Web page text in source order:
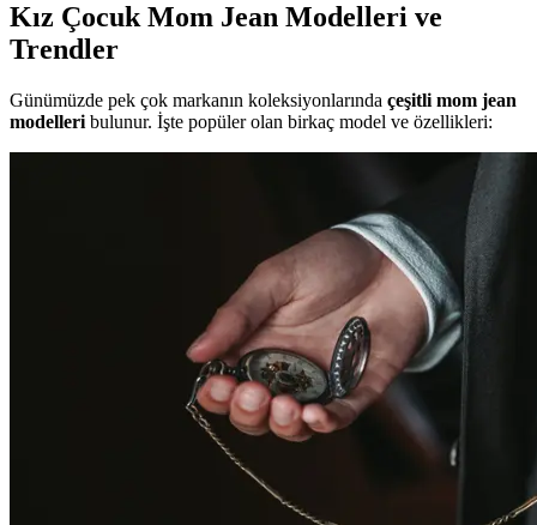
Kız Çocuk Mom Jean Modelleri ve
Trendler
Günümüzde pek çok markanın koleksiyonlarında çeşitli mom jean
modelleri bulunur. İşte popüler olan birkaç model ve özellikleri: